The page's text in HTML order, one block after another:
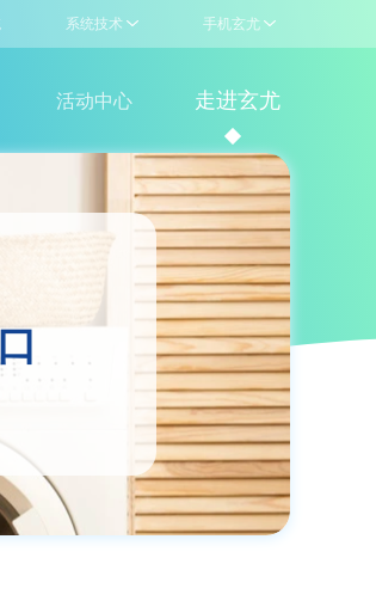
系统技术
售前咨询
手机玄尤
玄尤公众号
活动中心 走进玄尤
企业介绍
门店查询